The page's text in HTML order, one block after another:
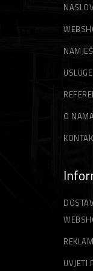
NITI ZA
USLUGE
O
UVJETI